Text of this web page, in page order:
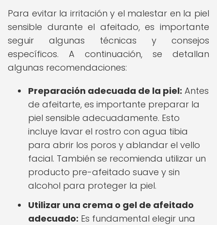
Para evitar la irritación y el malestar en la piel
sensible durante el afeitado, es importante
seguir algunas técnicas y consejos
específicos. A continuación, se detallan
algunas recomendaciones:
Preparación adecuada de la piel: Antes
de afeitarte, es importante preparar la
piel sensible adecuadamente. Esto
incluye lavar el rostro con agua tibia
para abrir los poros y ablandar el vello
facial. También se recomienda utilizar un
producto pre-afeitado suave y sin
alcohol para proteger la piel.
Utilizar una crema o gel de afeitado
adecuado: Es fundamental elegir una